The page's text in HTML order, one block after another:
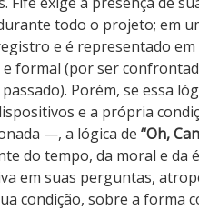
todo o projeto; em
e é representado
e formal (por ser
Porém, se essa
e a própria
—, a lógica de “Oh,
do tempo, da moral e da
em suas perguntas,
condição, sobre a forma